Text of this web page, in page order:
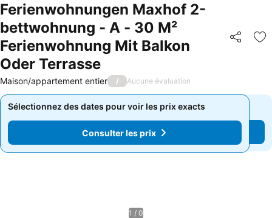
Ferienwohnungen Maxhof 2-
bettwohnung - A - 30 M²
Ferienwohnung Mit Balkon
Oder Terrasse
Partager
Maison/appartement entier / Aucune évaluation
Sélectionnez des dates pour voir les prix exacts
Consulter les prix
Sélectionnez des dates pour voir les prix exacts
Consulter les prix
1 / 0